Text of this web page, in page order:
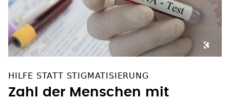
HILFE STATT STIGMATISIERUNG
Zahl der Menschen mit